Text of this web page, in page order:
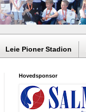
Leie Pioner Stadion
Hovedsponsor